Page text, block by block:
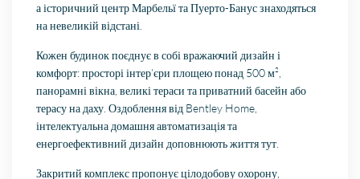
а історичний центр Марбельї та Пуерто-Банус знаходяться
на невеликій відстані.
Кожен будинок поєднує в собі вражаючий дизайн і
комфорт: просторі інтер’єри площею понад 500 м²,
панорамні вікна, великі тераси та приватний басейн або
терасу на даху. Оздоблення від Bentley Home,
інтелектуальна домашня автоматизація та
енергоефективний дизайн доповнюють життя тут.
Закритий комплекс пропонує цілодобову охорону,